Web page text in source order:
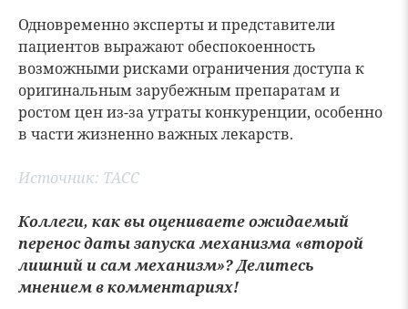
Одновременно эксперты и представители
пациентов выражают обеспокоенность
возможными рисками ограничения доступа к
оригинальным зарубежным препаратам и
ростом цен из-за утраты конкуренции, особенно
в части жизненно важных лекарств.
Источник: ТАСС
Коллеги, как вы оцениваете ожидаемый
перенос даты запуска механизма «второй
лишний и сам механизм»? Делитесь
мнением в комментариях!